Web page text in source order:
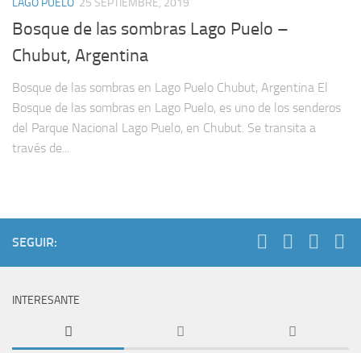
LAGO PUELO 25 SEPTIEMBRE, 2019
Bosque de las sombras Lago Puelo –
Chubut, Argentina
Bosque de las sombras en Lago Puelo Chubut, Argentina El
Bosque de las sombras en Lago Puelo, es uno de los senderos
del Parque Nacional Lago Puelo, en Chubut. Se transita a
través de...
SEGUIR:
INTERESANTE